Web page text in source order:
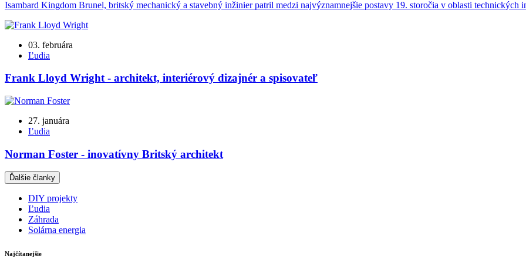
Isambard Kingdom Brunel, britský mechanický a stavebný inžinier patril medzi najvýznamnejšie postavy 19. storočia v oblasti
03. februára
Ľudia
Frank Lloyd Wright - architekt, interiérový dizajnér a spisovateľ
27. januára
Ľudia
Norman Foster - inovatívny Britský architekt
Ďalšie članky
DIY projekty
Ľudia
Záhrada
Solárna energia
Najčítanejšie